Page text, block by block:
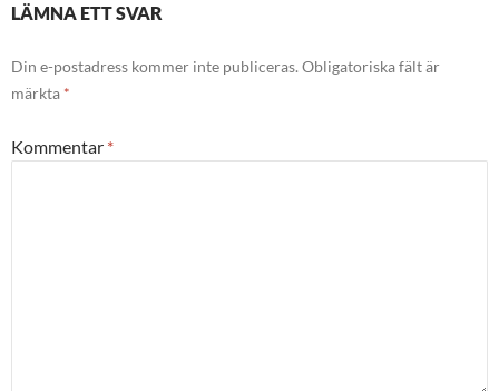
LÄMNA ETT SVAR
Din e-postadress kommer inte publiceras. Obligatoriska fält är
märkta *
Kommentar *